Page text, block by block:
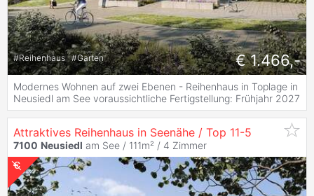
#Reihenhaus #Garten € 1.466,-
Modernes Wohnen auf zwei Ebenen - Reihenhaus in Toplage in
Neusiedl am See voraussichtliche Fertigstellung: Frühjahr 2027
Attraktives Reihenhaus in Seenähe / Top 11-5
7100 Neusiedl am See / 111m² / 4 Zimmer